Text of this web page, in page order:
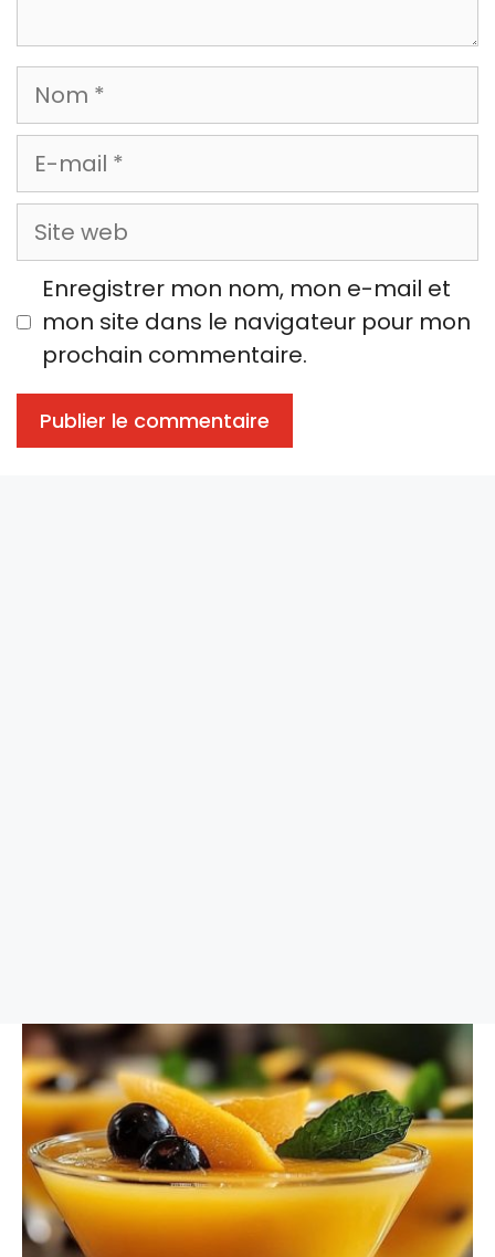
Nom
E-
mail
Site
web
Enregistrer mon nom, mon e-mail et
mon site dans le navigateur pour mon
prochain commentaire.